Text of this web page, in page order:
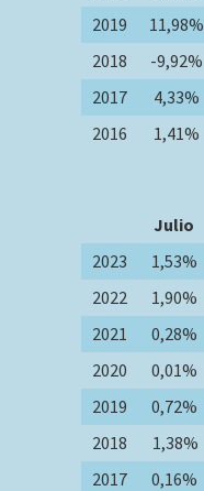
2019
11,98%
2018
-9,92%
2017
4,33%
2016
1,41%
Julio
2023
1,53%
2022
1,90%
2021
0,28%
2020
0,01%
2019
0,72%
2018
1,38%
2017
0,16%